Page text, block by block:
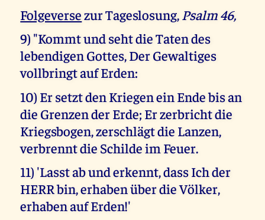
Folgeversezur Tageslosung, Psalm 46,
9) "Kommt und seht die Taten des
lebendigen Gottes, Der Gewaltiges
vollbringt auf Erden:
10) Er setzt den Kriegen ein Ende bis an
die Grenzen der Erde; Er zerbricht die
Kriegsbogen, zerschlägt die Lanzen,
verbrennt die Schilde im Feuer.
11) 'Lasst ab und erkennt, dass Ich der
HERR bin, erhaben über die Völker,
erhaben auf Erden!'